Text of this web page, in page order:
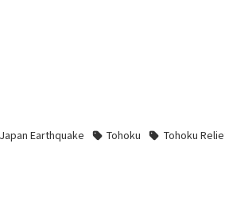
Japan Earthquake Tohoku
Tohoku